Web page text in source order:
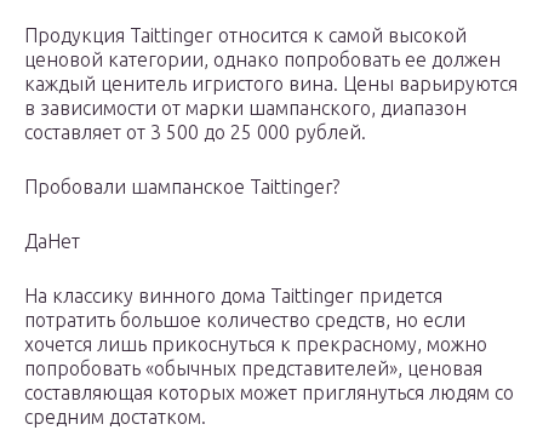
Продукция Taittinger относится к самой высокой
ценовой категории, однако попробовать ее должен
каждый ценитель игристого вина. Цены варьируются
в зависимости от марки шампанского, диапазон
составляет от 3 500 до 25 000 рублей.
Пробовали шампанское Taittinger?
ДаНет
На классику винного дома Taittinger придется
потратить большое количество средств, но если
хочется лишь прикоснуться к прекрасному, можно
попробовать «обычных представителей», ценовая
составляющая которых может приглянуться людям со
средним достатком.